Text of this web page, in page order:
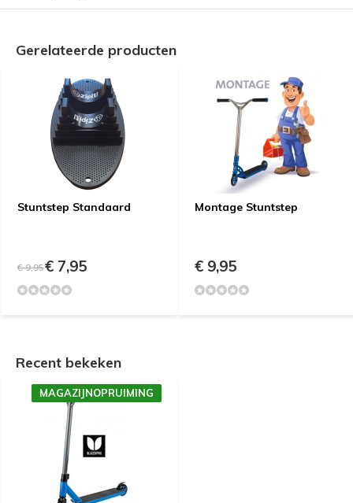
Gerelateerde producten
Stuntstep Standaard
€ 9,95€ 7,95
Montage Stuntstep
€ 9,95
Recent bekeken
MAGAZIJNOPRUIMING